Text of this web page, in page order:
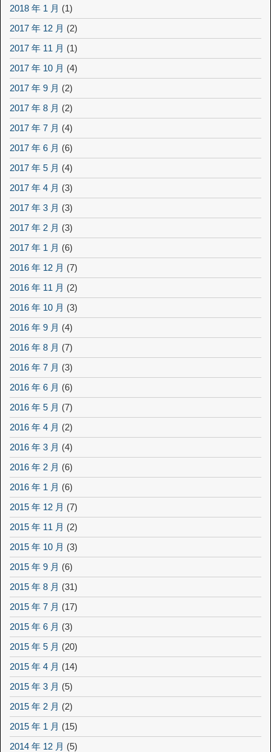
2018 年 1 月 (1)
2017 年 12 月 (2)
2017 年 11 月 (1)
2017 年 10 月 (4)
2017 年 9 月 (2)
2017 年 8 月 (2)
2017 年 7 月 (4)
2017 年 6 月 (6)
2017 年 5 月 (4)
2017 年 4 月 (3)
2017 年 3 月 (3)
2017 年 2 月 (3)
2017 年 1 月 (6)
2016 年 12 月 (7)
2016 年 11 月 (2)
2016 年 10 月 (3)
2016 年 9 月 (4)
2016 年 8 月 (7)
2016 年 7 月 (3)
2016 年 6 月 (6)
2016 年 5 月 (7)
2016 年 4 月 (2)
2016 年 3 月 (4)
2016 年 2 月 (6)
2016 年 1 月 (6)
2015 年 12 月 (7)
2015 年 11 月 (2)
2015 年 10 月 (3)
2015 年 9 月 (6)
2015 年 8 月 (31)
2015 年 7 月 (17)
2015 年 6 月 (3)
2015 年 5 月 (20)
2015 年 4 月 (14)
2015 年 3 月 (5)
2015 年 2 月 (2)
2015 年 1 月 (15)
2014 年 12 月 (5)